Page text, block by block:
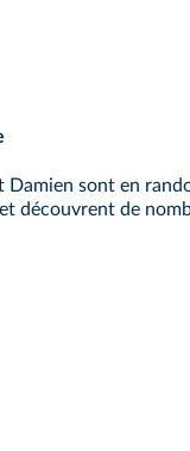
Damien sont en
découvrent de